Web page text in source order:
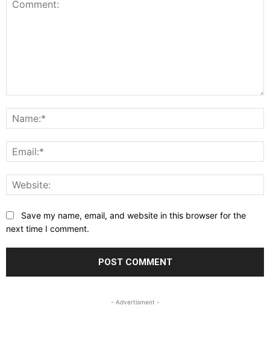
Save my name, email, and website in this browser for the
next time I comment.
- Advertisment -